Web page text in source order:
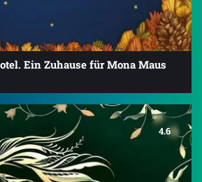
Ein Zuhause für Mona Maus
4.6